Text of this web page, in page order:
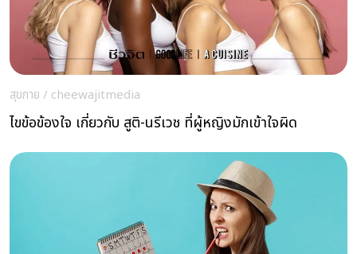
สุขกาย / cheewajitmedia
ไขข้อข้องใจ เกี่ยวกับ สูติ-นรีเวช ที่ผู้หญิงมักเข้าใจผิด